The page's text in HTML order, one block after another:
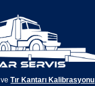
veTır Kantarı Kalibrasyonu